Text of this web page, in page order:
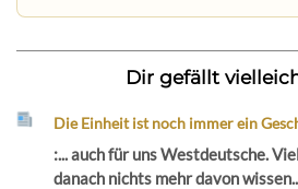
Dir gefällt
Die Einheit ist noch immer ein
:... auch für uns Westdeutsche.
danach nichts mehr davon